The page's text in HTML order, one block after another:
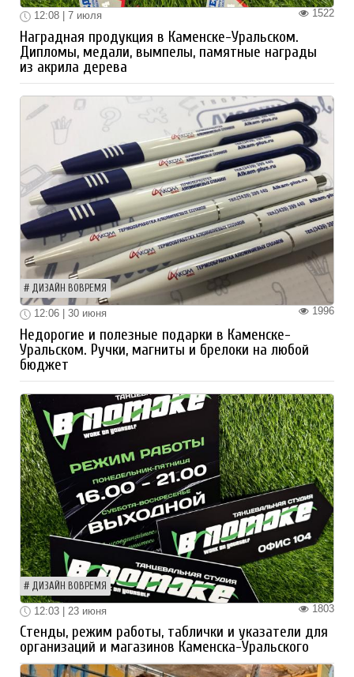
1522
12:08 | 7 июля
Наградная продукция в Каменске-Уральском.
Дипломы, медали, вымпелы, памятные награды
из акрила дерева
ДИЗАЙН ВОВРЕМЯ
1996
12:06 | 30 июня
Недорогие и полезные подарки в Каменске-
Уральском. Ручки, магниты и брелоки на любой
бюджет
ДИЗАЙН ВОВРЕМЯ
1803
12:03 | 23 июня
Стенды, режим работы, таблички и указатели для
организаций и магазинов Каменска-Уральского